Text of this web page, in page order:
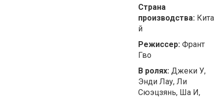
Страна
производства: Кита
й
Режиссер: Франт
Гво
В ролях: Джеки У,
Энди Лау, Ли
Сюэцзянь, Ша И,